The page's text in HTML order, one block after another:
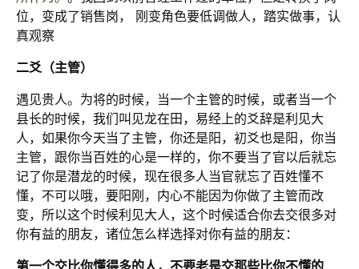
位，变成了销售岗， 刚变角色要低调做人，踏实做事，认
真观察
二爻（主管）
遇见贵人。为将的时候，当一个主管的时候，或者当一个
县长的时候，我们叫见龙在田，易经上的爻辞是利见大
人，如果你今天当了主管，你还是阳，初爻也是阳，你当
主管，跟你当百姓的心是一样的，你不要当了官以后就忘
记了你是潜龙的时候，现在很多人当官就忘了百姓懂不
懂，不可以哦，要阳刚，内心不能因为你做了主管而改
变，所以这个时候利见大人，这个时候适合你去交很多对
你有益的朋友，诸位怎么样选择对你有益的朋友：